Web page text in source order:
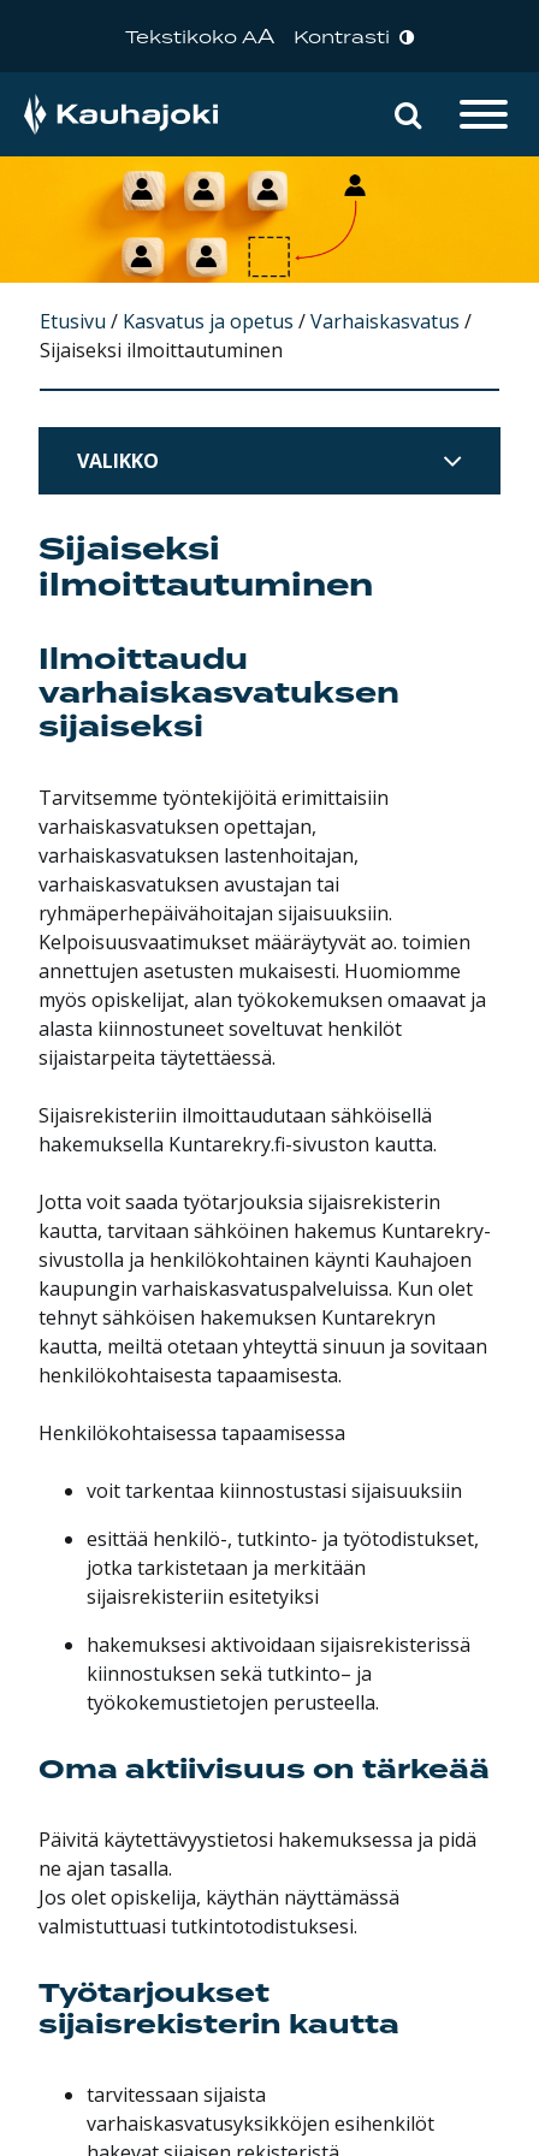
Tekstikoko AA Kontrasti
Päävalikko Hae
Etusivu / Kasvatus ja opetus /Varhaiskasvatus /
Sijaiseksi ilmoittautuminen
VALIKKO
Sijaiseksi
ilmoittautuminen
Ilmoittaudu
varhaiskasvatuksen
sijaiseksi
Tarvitsemme työntekijöitä erimittaisiin
varhaiskasvatuksen opettajan,
varhaiskasvatuksen lastenhoitajan,
varhaiskasvatuksen avustajan tai
ryhmäperhepäivähoitajan sijaisuuksiin.
Kelpoisuusvaatimukset määräytyvät ao. toimien
annettujen asetusten mukaisesti. Huomiomme
myös opiskelijat, alan työkokemuksen omaavat ja
alasta kiinnostuneet soveltuvat henkilöt
sijaistarpeita täytettäessä.
Sijaisrekisteriin ilmoittaudutaan sähköisellä
hakemuksella Kuntarekry.fi-sivuston kautta.
Jotta voit saada työtarjouksia sijaisrekisterin
kautta, tarvitaan sähköinen hakemus Kuntarekry-
sivustolla ja henkilökohtainen käynti Kauhajoen
kaupungin varhaiskasvatuspalveluissa. Kun olet
tehnyt sähköisen hakemuksen Kuntarekryn
kautta, meiltä otetaan yhteyttä sinuun ja sovitaan
henkilökohtaisesta tapaamisesta.
Henkilökohtaisessa tapaamisessa
voit tarkentaa kiinnostustasi sijaisuuksiin
esittää henkilö-, tutkinto- ja työtodistukset,
jotka tarkistetaan ja merkitään
sijaisrekisteriin esitetyiksi
hakemuksesi aktivoidaan sijaisrekisterissä
kiinnostuksen sekä tutkinto– ja
työkokemustietojen perusteella.
Oma aktiivisuus on tärkeää
Päivitä käytettävyystietosi hakemuksessa ja pidä
ne ajan tasalla.
Jos olet opiskelija, käythän näyttämässä
valmistuttuasi tutkintotodistuksesi.
Työtarjoukset
sijaisrekisterin kautta
tarvitessaan sijaista
varhaiskasvatusyksikköjen esihenkilöt